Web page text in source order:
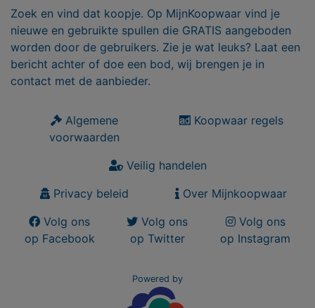
Zoek en vind dat koopje. Op MijnKoopwaar vind je
nieuwe en gebruikte spullen die GRATIS aangeboden
worden door de gebruikers. Zie je wat leuks? Laat een
bericht achter of doe een bod, wij brengen je in
contact met de aanbieder.
Algemene
voorwaarden
Koopwaar regels
Veilig handelen
Privacy beleid
Over Mijnkoopwaar
Volg ons
op Facebook
Volg ons
op Twitter
Volg ons
op Instagram
Powered by